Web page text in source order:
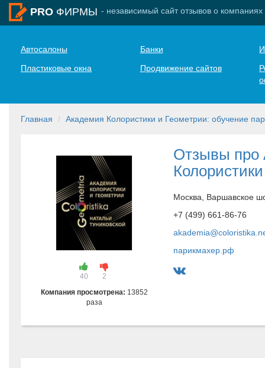
PRO ФИРМЫ - независимый сайт отзывов о компаниях
Автосалоны Банки
Пластиковые окна
Продвижение сайтов
Главная Академия Колористики и Геометрии: обучение
40
2
Компания просмотрена: 13852
раза
Отзывы про
Москва, Варшавское
+7 (499) 661-86-76
парикмахер.рф